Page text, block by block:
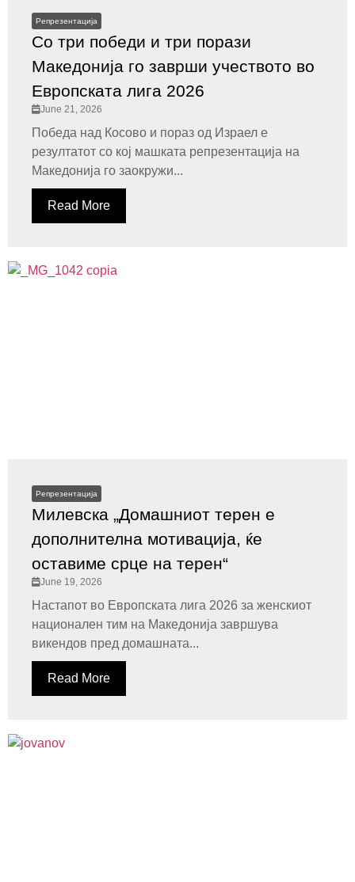
Репрезентација
Со три победи и три порази
Македонија го заврши учеството во
Европската лига 2026
June 21, 2026
Победа над Косово и пораз од Израел е
резултатот со кој машката репрезентација на
Македонија го заокружи...
Read More
Репрезентација
Милевска „Домашниот терен е
дополнителна мотивација, ќе
оставиме срце на терен“
June 19, 2026
Настапот во Европската лига 2026 за женскиот
национален тим на Македонија завршува
викендов пред домашната...
Read More